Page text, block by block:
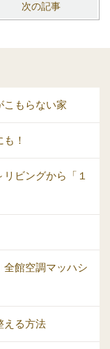
次の記事
こもらない家
！
ビングから「１
全館空調マッハシ
える方法